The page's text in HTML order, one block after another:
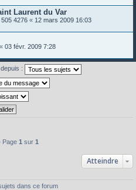
Laurent du Var
4276 « 12 mars 2009 16:03
« 03 févr. 2009 7:28
:
Page 1 sur 1
Atteindre
dans ce forum